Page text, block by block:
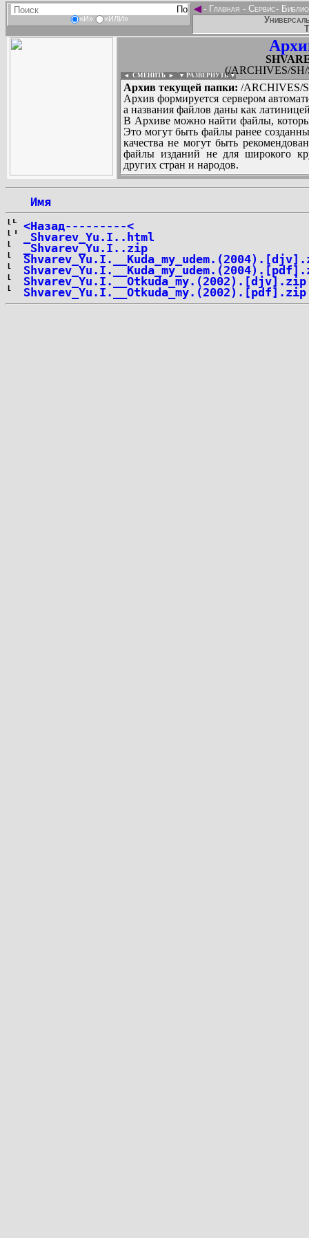
«И» «ИЛИ»
◄- Главная - Сервис-
(/ARCHIVES/
◄ СМЕНИТЬ ► ▼ РАЗВЕРНУТЬ ▼
Архив текущей папки: /ARCHIVES/
Архив формируется сервером
а названия файлов даны как
В Архиве можно найти файлы,
Это могут быть файлы ранее
качества не могут быть
файлы изданий не для широкого
других стран и народов.
Имя
<Назад---------<
_Shvarev_Yu.I..html
_Shvarev_Yu.I..zip
Shvarev_Yu.I.__Otkuda_my.(2002).[djv].zip
Shvarev_Yu.I.__Otkuda_my.(2002).[pdf].zip